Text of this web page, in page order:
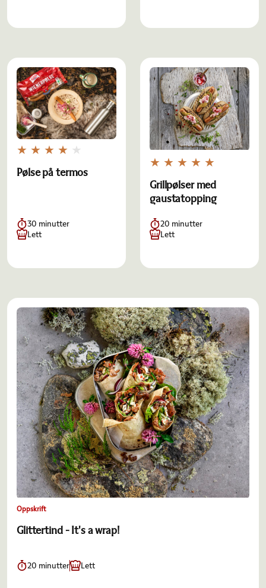
Pølse på termos
30 minutter
Lett
Grillpølser med
gaustatopping
20 minutter
Lett
Oppskrift
Glittertind - It's a wrap!
20 minutter Lett